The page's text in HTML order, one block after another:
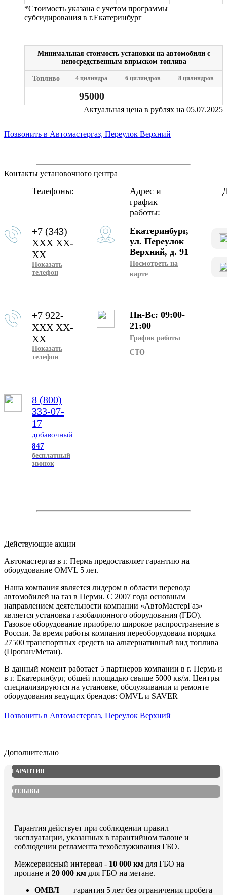
*Стоимость указана с учетом программы
субсидирования в г.Екатеринбург
Минимальная стоимость установки на автомобили с
непосредственным впрыском топлива
Топливо 4 цилиндра 6 цилиндров 8 цилиндров
95000
Актуальная цена в рублях на 05.07.2025
Позвонить в Автомастергаз, Переулок Верхний
Контакты установочного центра
Телефоны:
Адрес и
график
работы:
+7 (343)
XXX XX-
XX
Показать
телефон
Екатеринбург,
ул. Переулок
Верхний, д. 91
Посмотреть на
карте
+7 922-
XXX XX-
XX
Показать
телефон
Пн-Вс: 09:00-
21:00
График работы
СТО
8 (800)
333-07-
17
добавочный
847
бесплатный
звонок
Действующие акции
Автомастергаз в г. Пермь предоставляет гарантию на
оборудование OMVL 5 лет.
Наша компания является лидером в области перевода
автомобилей на газ в Перми. С 2007 года основным
направлением деятельности компании «АвтоМастерГаз»
является установка газобаллонного оборудования (ГБО).
Газовое оборудование приобрело широкое распространение в
России. За время работы компания переоборудовала порядка
27500 транспортных средств на альтернативный вид топлива
(Пропан/Метан).
В данный момент работает 5 партнеров компании в г. Пермь и
в г. Екатеринбург, общей площадью свыше 5000 кв/м. Центры
специализируются на установке, обслуживании и ремонте
оборудования ведущих брендов: OMVL и SAVER
Позвонить в Автомастергаз, Переулок Верхний
Дополнительно
ГАРАНТИЯ
ОТЗЫВЫ
Гарантия действует при соблюдении правил
эксплуатации, указанных в гарантийном талоне и
соблюдении регламента техобслуживания ГБО.
Межсервисный интервал - 10 000 км для ГБО на
пропане и 20 000 км для ГБО на метане.
ОМВЛ — гарантия 5 лет без ограничения пробега